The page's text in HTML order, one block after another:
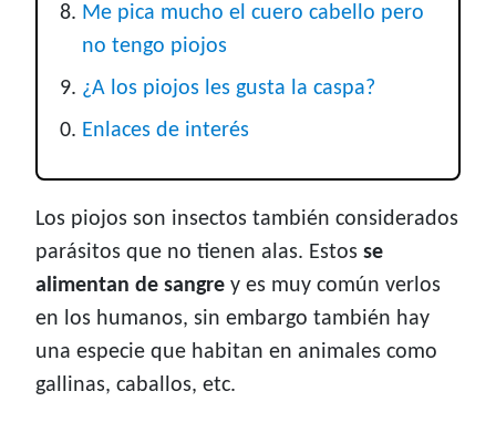
Me pica mucho el cuero cabello pero
no tengo piojos
¿A los piojos les gusta la caspa?
Enlaces de interés
Los piojos son insectos también considerados
parásitos que no tienen alas. Estos se
alimentan de sangre y es muy común verlos
en los humanos, sin embargo también hay
una especie que habitan en animales como
gallinas, caballos, etc.